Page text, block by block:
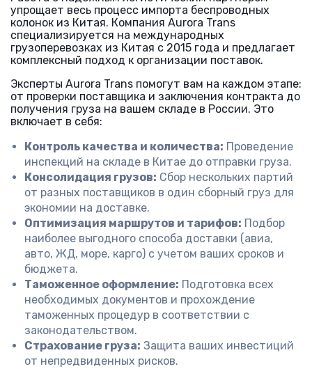
упрощает весь процесс импорта беспроводных
колонок из Китая. Компания Aurora Trans
специализируется на международных
грузоперевозках из Китая с 2015 года и предлагает
комплексный подход к организации поставок.
Эксперты Aurora Trans помогут вам на каждом этапе:
от проверки поставщика и заключения контракта до
получения груза на вашем складе в России. Это
включает в себя:
Контроль качества и количества: Проведение
инспекций на складе в Китае до отправки груза.
Консолидация грузов: Сбор нескольких партий
от разных поставщиков в один сборный груз для
экономии на доставке.
Оптимизация маршрутов и тарифов: Подбор
наиболее выгодного способа доставки (авиа,
авто, ЖД, море, карго) с учетом ваших сроков и
бюджета.
Таможенное оформление: Подготовка всех
необходимых документов и прохождение
таможенных процедур в соответствии с
законодательством.
Страхование груза: Защита ваших инвестиций
от непредвиденных рисков.